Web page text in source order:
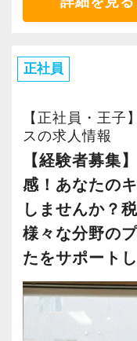
▼STEP3 先輩が
アップ。
ベテランスタッ
貴方の成長をし
＜事務所内のメ
現在の配属先は7
代〜70代)で、実
も在籍していま
雑談は多くはあ
は遠慮なくでき
賑やかさは少な
た環境で集中し
お仕事を探され
心配する事。
それは仕事と家
当社ではパート
んが働いていま
子育て中の方や
がほとんどです。
[正社員転換制度
最初はパートで
たのでもっと仕
社員転換制度があ
正社員
【正社員・王子
スの求人情報
【経験者募集
感！あなたの
しませんか？
様々な分野の
たをサポートし